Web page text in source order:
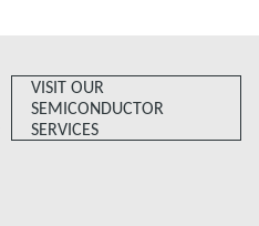
VISIT OUR
SEMICONDUCTOR
SERVICES